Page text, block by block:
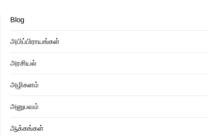
Blog
அபிப்பிராயங்கள்
அரசியல்
அழிகளம்
அனுபவம்
ஆக்கங்கள்